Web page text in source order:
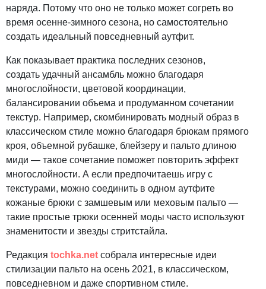
наряда. Потому что оно не только может согреть во
время осенне-зимного сезона, но самостоятельно
создать идеальный повседневный аутфит.
Как показывает практика последних сезонов,
создать удачный ансамбль можно благодаря
многослойности, цветовой координации,
балансировании объема и продуманном сочетании
текстур. Например, скомбинировать модный образ в
классическом стиле можно благодаря брюкам прямого
кроя, объемной рубашке, блейзеру и пальто длиною
миди — такое сочетание поможет повторить эффект
многослойности. А если предпочитаешь игру с
текстурами, можно соединить в одном аутфите
кожаные брюки с замшевым или меховым пальто —
такие простые трюки осенней моды часто используют
знаменитости и звезды стритстайла.
Редакция tochka.net собрала интересные идеи
стилизации пальто на осень 2021, в классическом,
повседневном и даже спортивном стиле.